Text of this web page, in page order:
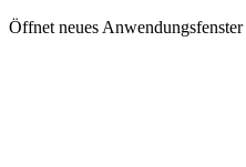
Öffnet neues Anwendungsfenster